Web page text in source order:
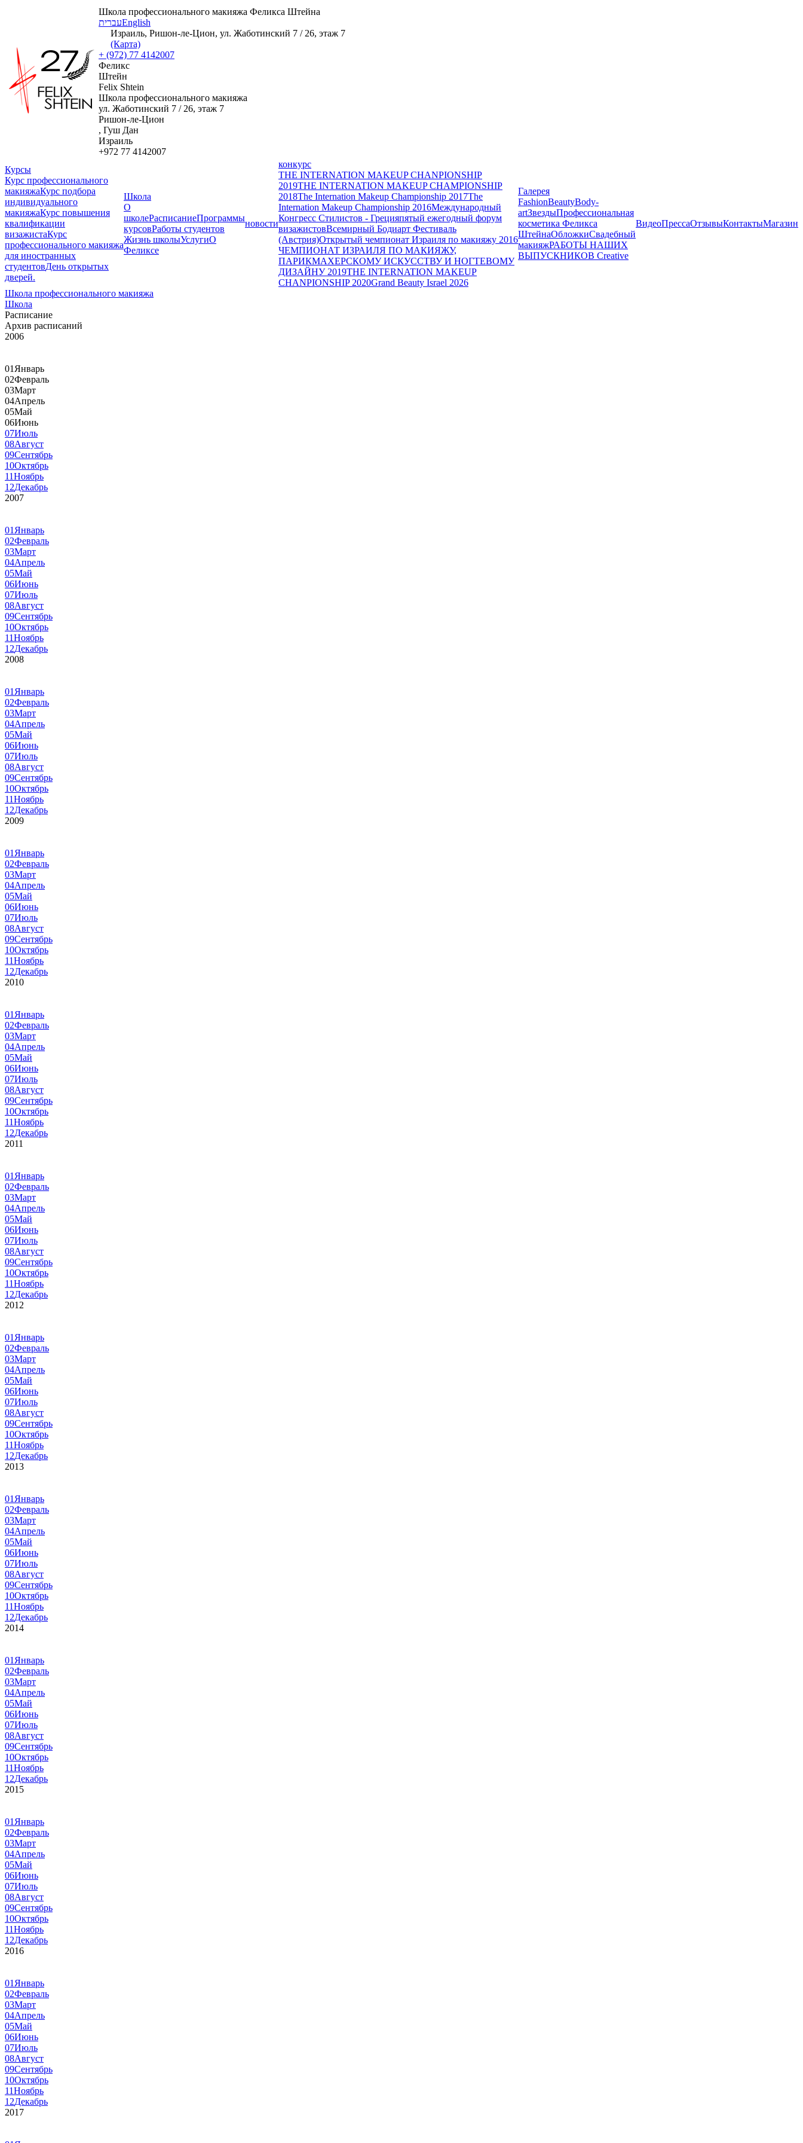
Школа профессионального макияжа Феликса Штейна
עבריתEnglish
Израиль, Ришон-ле-Цион, ул. Жаботинский 7 / 26, этаж 7
(Карта)
+ (972) 77 4142007
Феликс
Штейн
Felix Shtein
Школа профессионального макияжа
ул. Жаботинский 7 / 26, этаж 7
Ришон-ле-Цион
, Гуш Дан
Израиль
+972 77 4142007
Курсы
Курс профессионального
макияжаКурс подбора
индивидуального
макияжаКурс повышения
квалификации
визажистаКурс
профессионального макияжа
для иностранных
студентовДень открытых
дверей.
Школа
О
школеРасписаниеПрограммы
курсовРаботы студентов
Жизнь школыУслугиО
Феликсе
новости
конкурс
THE INTERNATION MAKEUP CHANPIONSHIP
2019THE INTERNATION MAKEUP CHAMPIONSHIP
2018The Internation Makeup Championship 2017The
Internation Makeup Championship 2016Международный
Конгресс Стилистов - Грецияпятый ежегодный форум
визажистовВсемирный Бодиарт Фестиваль
(Австрия)Открытый чемпионат Израиля по макияжу 2016
ЧЕМПИОНАТ ИЗРАИЛЯ ПО МАКИЯЖУ,
ПАРИКМАХЕРСКОМУ ИСКУССТВУ И НОГТЕВОМУ
ДИЗАЙНУ 2019THE INTERNATION MAKEUP
CHANPIONSHIP 2020Grand Beauty Israel 2026
Галерея
FashionBeautyBody-
artЗвездыПрофессиональная
косметика Феликса
ШтейнаОбложкиСвадебный
макияжРАБОТЫ НАШИХ
ВЫПУСКНИКОВ Creative
ВидеоПрессаОтзывыКонтактыМагазин
Школа профессионального макияжа
Школа
Расписание
Архив расписаний
2006
01 Январь
02Февраль
03Март
04Апрель
05Май
06Июнь
07Июль
08Август
09Сентябрь
10Октябрь
11Ноябрь
12Декабрь
2007
01 Январь
02Февраль
03Март
04Апрель
05Май
06Июнь
07Июль
08Август
09Сентябрь
10Октябрь
11Ноябрь
12Декабрь
2008
01 Январь
02Февраль
03Март
04Апрель
05Май
06Июнь
07Июль
08Август
09Сентябрь
10Октябрь
11Ноябрь
12Декабрь
2009
01 Январь
02Февраль
03Март
04Апрель
05Май
06Июнь
07Июль
08Август
09Сентябрь
10Октябрь
11Ноябрь
12Декабрь
2010
01 Январь
02Февраль
03Март
04Апрель
05Май
06Июнь
07Июль
08Август
09Сентябрь
10Октябрь
11Ноябрь
12Декабрь
2011
01 Январь
02Февраль
03Март
04Апрель
05Май
06Июнь
07Июль
08Август
09Сентябрь
10Октябрь
11Ноябрь
12Декабрь
2012
01 Январь
02Февраль
03Март
04Апрель
05Май
06Июнь
07Июль
08Август
09Сентябрь
10Октябрь
11Ноябрь
12Декабрь
2013
01 Январь
02Февраль
03Март
04Апрель
05Май
06Июнь
07Июль
08Август
09Сентябрь
10Октябрь
11Ноябрь
12Декабрь
2014
01 Январь
02Февраль
03Март
04Апрель
05Май
06Июнь
07Июль
08Август
09Сентябрь
10Октябрь
11Ноябрь
12Декабрь
2015
01 Январь
02Февраль
03Март
04Апрель
05Май
06Июнь
07Июль
08Август
09Сентябрь
10Октябрь
11Ноябрь
12Декабрь
2016
01 Январь
02Февраль
03Март
04Апрель
05Май
06Июнь
07Июль
08Август
09Сентябрь
10Октябрь
11Ноябрь
12Декабрь
2017